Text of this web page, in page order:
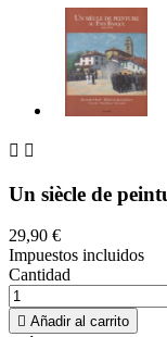
 
Un siècle de
29,90 €
Impuestos incluidos
Cantidad
 Añadir al carrito